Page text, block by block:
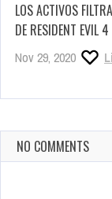
LOS ACTIVOS
DE RESIDENT EVIL 4
Nov 29, 2020
NO COMMENTS